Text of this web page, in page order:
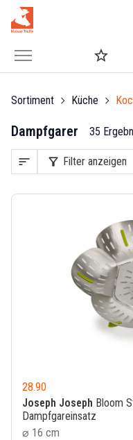
Sortiment Küche
Dampfgarer 35
sort filter_alt Filter anzeigen
28.90
Joseph Joseph Bloom
Dampfgareinsatz
⌀ 16 cm